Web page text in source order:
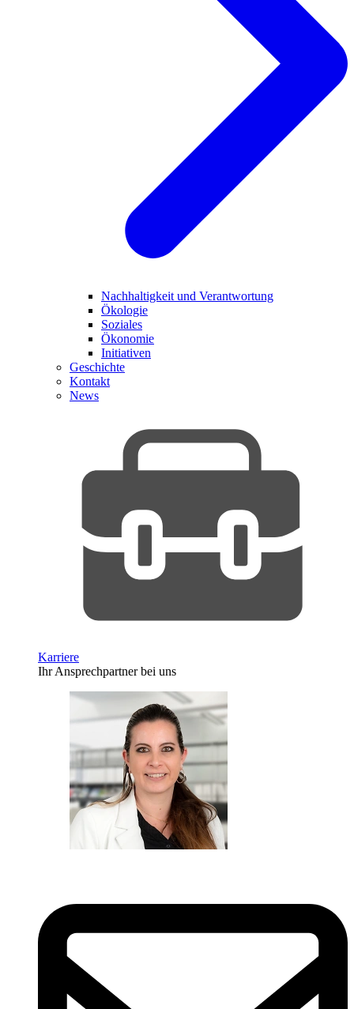
Nachhaltigkeit und Verantwortung
Ökologie
Soziales
Ökonomie
Initiativen
Geschichte
Kontakt
News
Karriere
Ihr Ansprechpartner bei uns